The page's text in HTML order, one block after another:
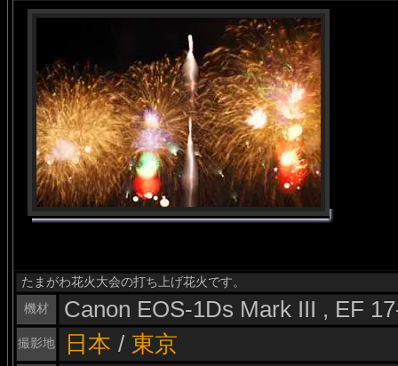
たまがわ花火大会の打ち上げ花火です。
機材
Canon EOS-1Ds Mark III , EF
撮影地 日本 / 東京